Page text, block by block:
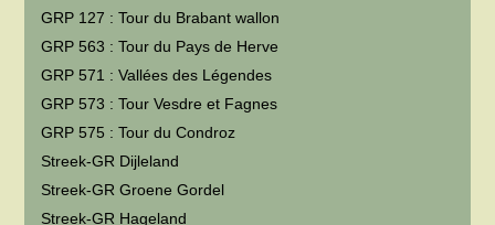
GRP 127 : Tour du Brabant wallon
GRP 563 : Tour du Pays de Herve
GRP 571 : Vallées des Légendes
GRP 573 : Tour Vesdre et Fagnes
GRP 575 : Tour du Condroz
Streek-GR Dijleland
Streek-GR Groene Gordel
Streek-GR Hageland